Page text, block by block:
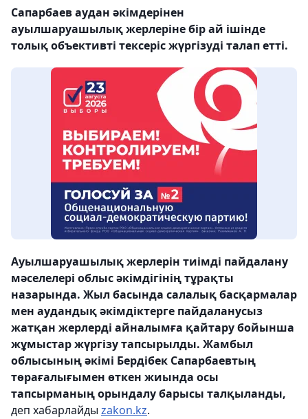
Сапарбаев аудан әкімдерінен
ауылшаруашылық жерлеріне бір ай ішінде
толық объективті тексеріс жүргізуді талап етті.
Ауылшаруашылық жерлерін тиімді пайдалану
мәселелері облыс әкімдігінің тұрақты
назарында. Жыл басында салалық басқармалар
мен аудандық әкімдіктерге пайдаланусыз
жатқан жерлерді айналымға қайтару бойынша
жұмыстар жүргізу тапсырылды. Жамбыл
облысының әкімі Бердібек Сапарбаевтың
төрағалығымен өткен жиында осы
тапсырманың орындалу барысы талқыланды,
деп хабарлайды zakon.kz.